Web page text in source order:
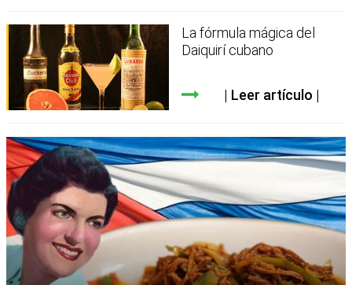
La fórmula mágica del
Daiquirí cubano
Leer artículo